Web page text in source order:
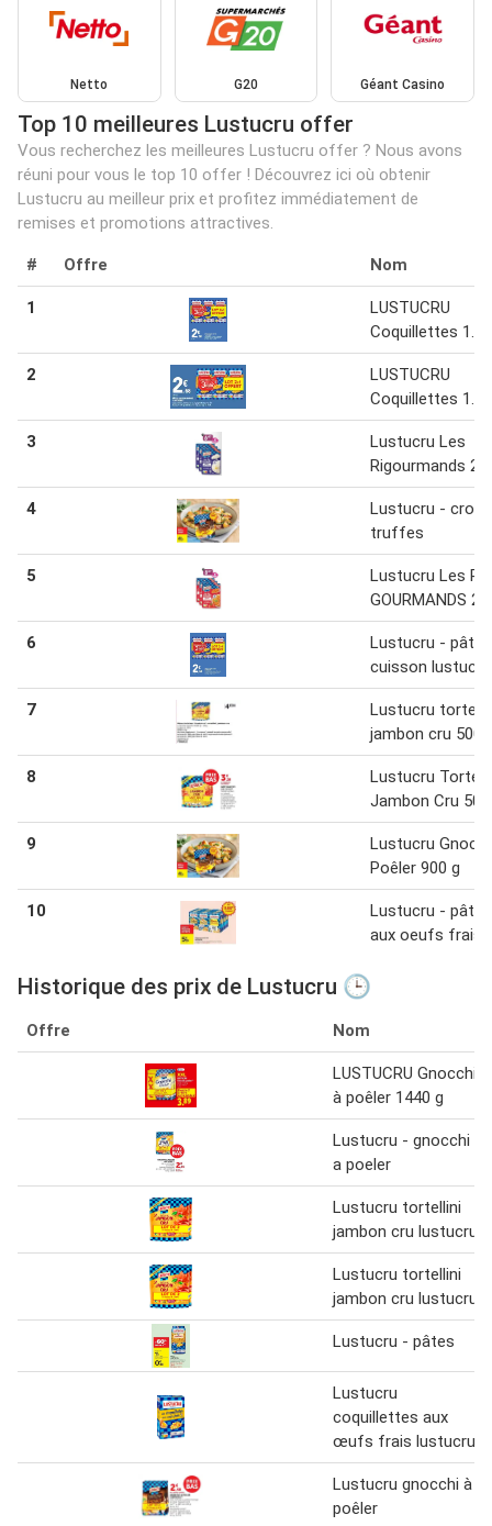
Netto G20 Géant Casino
Top 10 meilleures Lustucru offer
Vous recherchez les meilleures Lustucru offer ? Nous avons
réuni pour vous le top 10 offer ! Découvrez ici où obtenir
Lustucru au meilleur prix et profitez immédiatement de
remises et promotions attractives.
# Offre Nom
1
LUSTUCRU
Coquillettes 1.5
2
LUSTUCRU
Coquillettes 1.5
3
Lustucru Les
Rigourmands
4
Lustucru -
truffes
5
Lustucru Les Rig
GOURMANDS
6
Lustucru - pâtes
cuisson lustucru
7
Lustucru
jambon cru 500
8
Lustucru
Jambon Cru
9
Lustucru
Poêler 900 g
10
Lustucru - pâtes
aux oeufs frais
Historique des prix de Lustucru 🕒
Offre Nom
LUSTUCRU Gnocchi
à poêler 1440 g
Lustucru - gnocchi
a poeler
Lustucru tortellini
jambon cru lustucru
Lustucru tortellini
jambon cru lustucru
Lustucru - pâtes
Lustucru
coquillettes aux
œufs frais lustucru
Lustucru gnocchi à
poêler